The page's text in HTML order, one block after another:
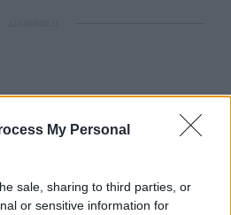
My Personal
sale, sharing to third parties, or
or sensitive information for
δυναμικού στοχεύει
λειτουργίας των